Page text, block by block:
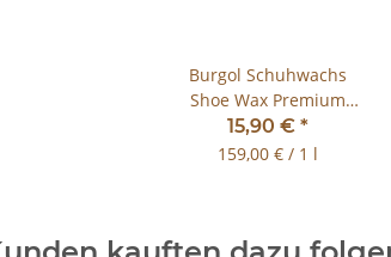
Burgol Schuhwachs
Shoe Wax Premium
Schuhcreme für
Glattleder 100ml
15,90 € *
159,00 € / 1 l